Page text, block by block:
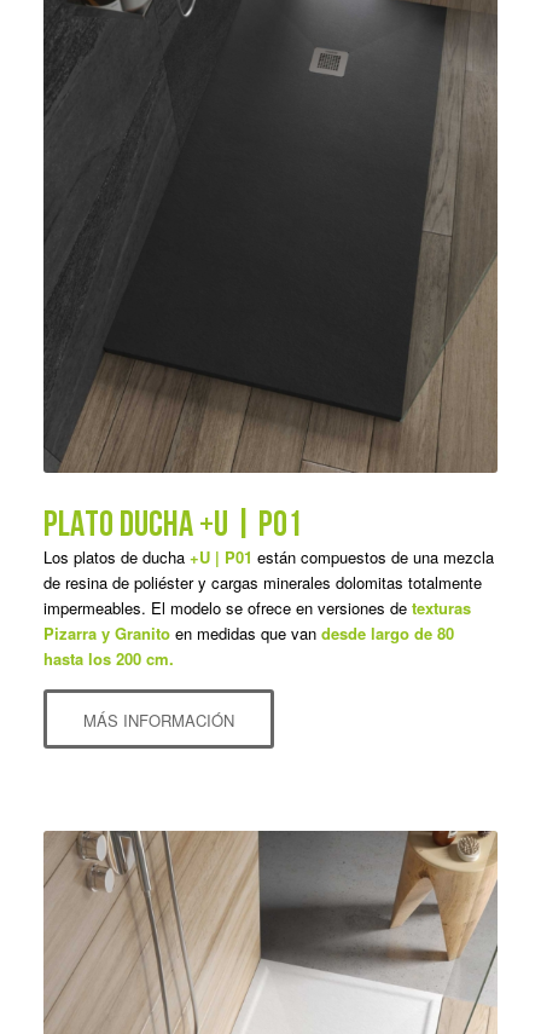
PLATO DUCHA +U | P01
Los platos de ducha +U | P01 están compuestos de una mezcla
de resina de poliéster y cargas minerales dolomitas totalmente
impermeables. El modelo se ofrece en versiones detexturas
Pizarra y Granitoen medidas que van desde largo de 80
hasta los 200 cm.
MÁS INFORMACIÓN